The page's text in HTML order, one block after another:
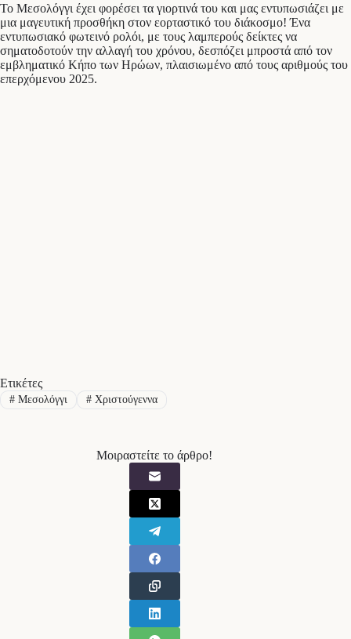
Το Μεσολόγγι έχει φορέσει τα γιορτινά του και μας εντυπωσιάζει με
μια μαγευτική προσθήκη στον εορταστικό του διάκοσμο! Ένα
εντυπωσιακό φωτεινό ρολόι, με τους λαμπερούς δείκτες να
σηματοδοτούν την αλλαγή του χρόνου, δεσπόζει μπροστά από τον
εμβληματικό Κήπο των Ηρώων, πλαισιωμένο από τους αριθμούς του
επερχόμενου 2025.
Ετικέτες
#Μεσολόγγι #Χριστούγεννα
Μοιραστείτε το άρθρο!